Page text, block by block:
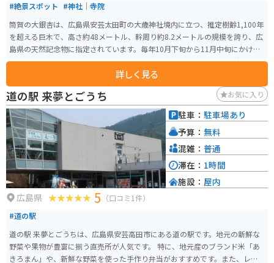
#絶景スポット #神社｜寺院
筒賀の大銀杏は、広島県安芸太田町の大歳神社境内に立つ、推定樹齢1,100年
を超える巨木で、高さ約48メートル、幹周り約8.2メートルの規模を誇り、広
島県の天然記念物に指定されています。毎年10月下旬から11月中旬にかけて
黄葉し、落葉後は境内が黄金色の絨毯のように美しく彩られ、多くの観光客
が訪れます。紅葉シーズンにはライトアップも行われ、幻想的な光景が楽し
めます。アクセスは中国自動車道戸河内ICから車で約10分で、駐車場も完備
されています。
詳しく見る
道の駅 来夢とごうち お気に入り
広島県 5 （口コミ1件）
#道の駅
道の駅 来夢とごうちは、広島県安芸高田市にある道の駅です。地元の新鮮な
野菜や果物が豊富に揃う直売所が人気です。 特に、地元産のブランド米「あ
きろまん」や、新鮮な野菜を使った手作り弁当がおすすめです。また、レス
駐車： 駐車場あり
予算： 無料
混雑： 普通
滞在： 1時間
施設： 屋内